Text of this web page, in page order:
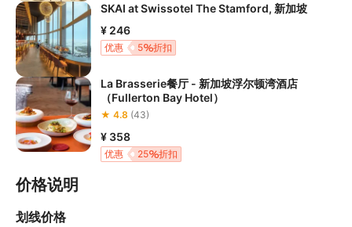
SKAI at Swissotel The Stamford, 新加坡
¥ 246
5 折扣
优惠
La Brasserie餐厅 - 新加坡浮尔顿湾酒店
（Fullerton Bay Hotel）
★ 4.8 (43)
¥ 358
25 折扣
优惠
价格说明
划线价格